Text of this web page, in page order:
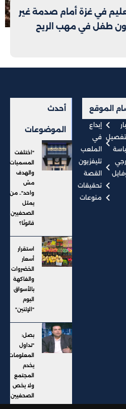
في غزة أمام صدمة غير
طفل في مهب الريح
الموقع
إبداع
في
الملعب
تليفزيون
القصة
تحقيقات
منوعات
أحدث
الموضوعات
"اختلفت
المسميات
والهدف
مش
واحد".. من
يمثل
الصحفيين
قانونًا؟
استقرار
أسعار
الخضروات
والفاكهة
بالأسواق
اليوم
"الإثنين"
بصل:
"تداول
المعلومات"
يخدم
المجتمع
ولا يخص
الصحفيين
وحدهم